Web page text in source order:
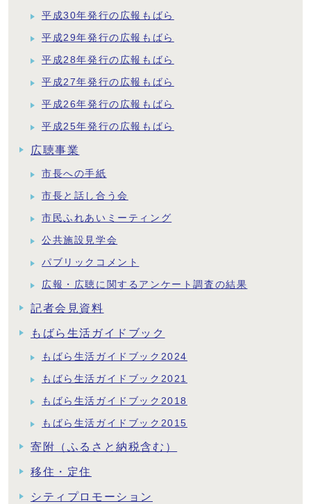
平成30年発行の広報もばら
平成29年発行の広報もばら
平成28年発行の広報もばら
平成27年発行の広報もばら
平成26年発行の広報もばら
平成25年発行の広報もばら
広聴事業
市長への手紙
市長と話し合う会
市民ふれあいミーティング
公共施設見学会
パブリックコメント
広報・広聴に関するアンケート調査の結果
記者会見資料
もばら生活ガイドブック
もばら生活ガイドブック2024
もばら生活ガイドブック2021
もばら生活ガイドブック2018
もばら生活ガイドブック2015
寄附（ふるさと納税含む）
移住・定住
シティプロモーション